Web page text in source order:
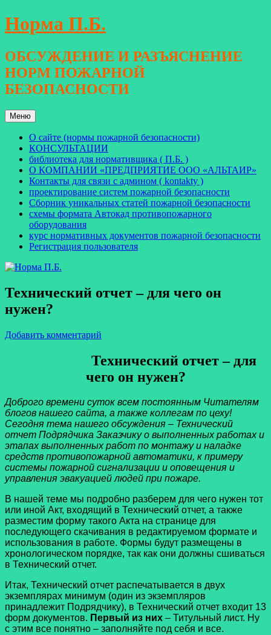
Перейти
к
Норма П.Б.
ОБСУЖДЕНИЕ И РАЗЪЯСНЕНИЕ
НОРМ ПОЖАРНОЙ
БЕЗОПАСНОСТИ
Меню
О сайте (нормы пожарной безопасности)
КОНСУЛЬТАЦИИ
библиотека для нормативщика ( П.Б. )
О КОМПАНИИ «ПРЕДПРИЯТИЕ ООО «АЛЬТАИР»
Контакты для связи с админом ( kontakty )
проектирование систем пожарной безопасности
Сборник уникальных статей пожарной безопасности
схемы формата Автокад противопожарного
оборудования
курс нормативных документов пожарной безопасности
Регистрация пользователя
Технический отчет – для чего он
нужен?
Добавить комментарий
Технический отчет – для
чего он нужен?
Доброго времени суток всем постоянным Читателям
блогов нашего сайта, а также коллегам по цеху!
Сегодня тема нашего обсуждения – Технический
отчет Подрядчика Заказчику о выполненных работах и
этапах выполненных работ по монтажу и наладке
средств противопожарной автоматики, к примеру
системы пожарной сигнализации и оповещения и
управления эвакуацией людей при пожаре.
В нашей теме мы подробно разберем для чего нужен тот
или иной Акт, входящий в Технический отчет, а также
разместим форму такого Акта на странице для
последующего скачивания в редактируемом формате и
использования в работе. Формы будут размещены в
хронологическом порядке, так как они должны сшиваться
в Технический отчет.
Итак, Технический отчет распечатывается в двух
экземплярах минимум (один из экземпляров
принадлежит Подрядчику), в Технический отчет входит 13
форм документов. Первый из них – Титульный лист. Ну
с этим все понятно – заполняйте под себя и все.